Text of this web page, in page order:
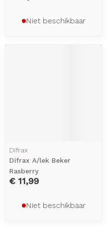
Niet beschikbaar
Difrax
Difrax A/lek Beker
Rasberry
€ 11,99
Niet beschikbaar